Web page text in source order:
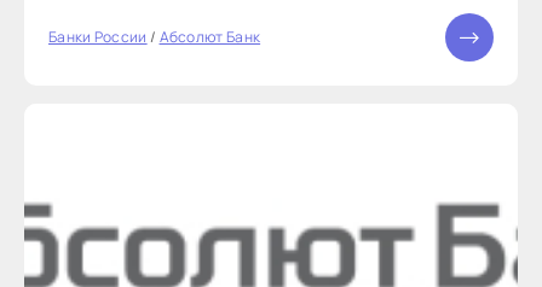
внутренних ограничений в стране и в мире.
Банки России / Абсолют Банк